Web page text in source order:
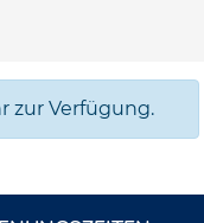
zur Verfügung.